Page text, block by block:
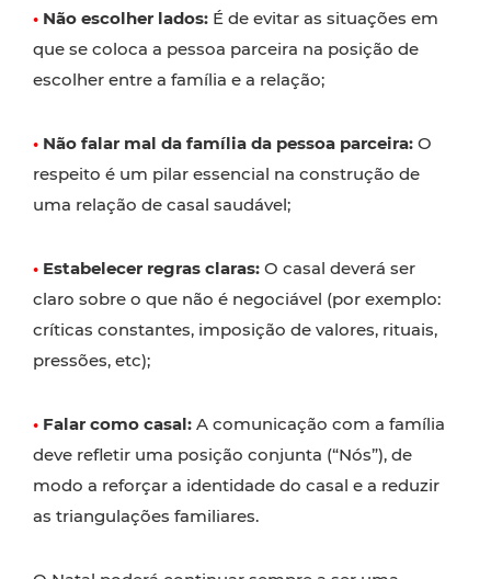
• Não escolher lados: É de evitar as situações em
que se coloca a pessoa parceira na posição de
escolher entre a família e a relação;
• Não falar mal da família da pessoa parceira: O
respeito é um pilar essencial na construção de
uma relação de casal saudável;
• Estabelecer regras claras: O casal deverá ser
claro sobre o que não é negociável (por exemplo:
críticas constantes, imposição de valores, rituais,
pressões, etc);
• Falar como casal: A comunicação com a família
deve refletir uma posição conjunta (“Nós”), de
modo a reforçar a identidade do casal e a reduzir
as triangulações familiares.